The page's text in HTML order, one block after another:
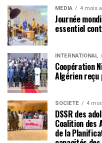
MÉDIA 4 mois
Journée
essentiel
INTERNATIONAL
Coopération
Algérien reçu
SOCIÉTÉ 4
DSSR des
Coalition des
de la